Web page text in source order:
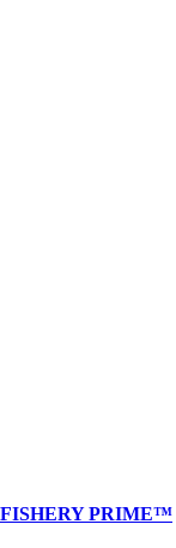
FISHERY PRIME™